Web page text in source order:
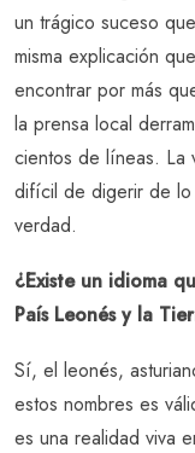
un trágico suceso
misma explicación
encontrar por más
la prensa local
cientos de líneas. La
difícil de digerir de
verdad.
¿Existe un idioma
País Leonés y la
Sí, el leonés,
estos nombres es
es una realidad viva